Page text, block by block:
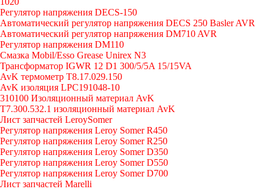
Регулятор напряжения DECS-150
Автоматический регулятор напряжения DECS 250 Basler AVR
Автоматический регулятор напряжения DM710 AVR
Регулятор напряжения DM110
Смазка Mobil/Esso Grease Unirex N3
Трансформатор IGWR 12 D1 300/5/5A 15/15VA
AvK термометр T8.17.029.150
AvK изоляция LPC191048-10
310100 Изоляционный материал AvK
T7.300.532.1 изоляционный материал AvK
Лист запчастей LeroySomer
Регулятор напряжения Leroy Somer R450
Регулятор напряжения Leroy Somer R250
Регулятор напряжения Leroy Somer D350
Регулятор напряжения Leroy Somer D550
Регулятор напряжения Leroy Somer D700
Лист запчастей Marelli